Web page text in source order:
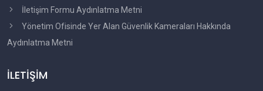
İletişim Formu Aydınlatma Metni
Yönetim Ofisinde Yer Alan Güvenlik Kameraları Hakkında
Aydınlatma Metni
İLETİŞİM